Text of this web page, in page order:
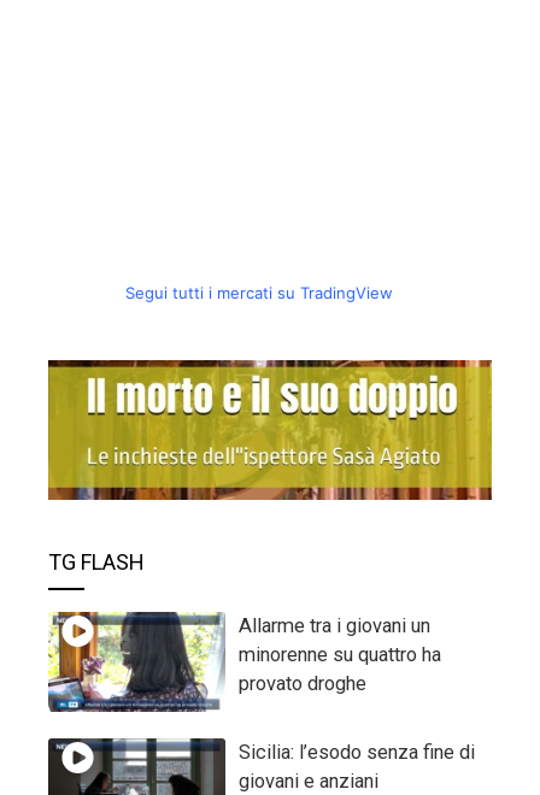
Segui tutti i mercati su TradingView
TG FLASH
Allarme tra i giovani un
minorenne su quattro ha
provato droghe
Sicilia: l’esodo senza fine di
giovani e anziani